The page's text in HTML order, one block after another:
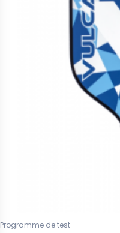
Programme de test